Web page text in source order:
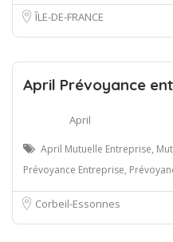
ÎLE-DE-FRANCE
April Prévoyance
April
April Mutuelle Entreprise,
Prévoyance Entreprise,
Corbeil-Essonnes